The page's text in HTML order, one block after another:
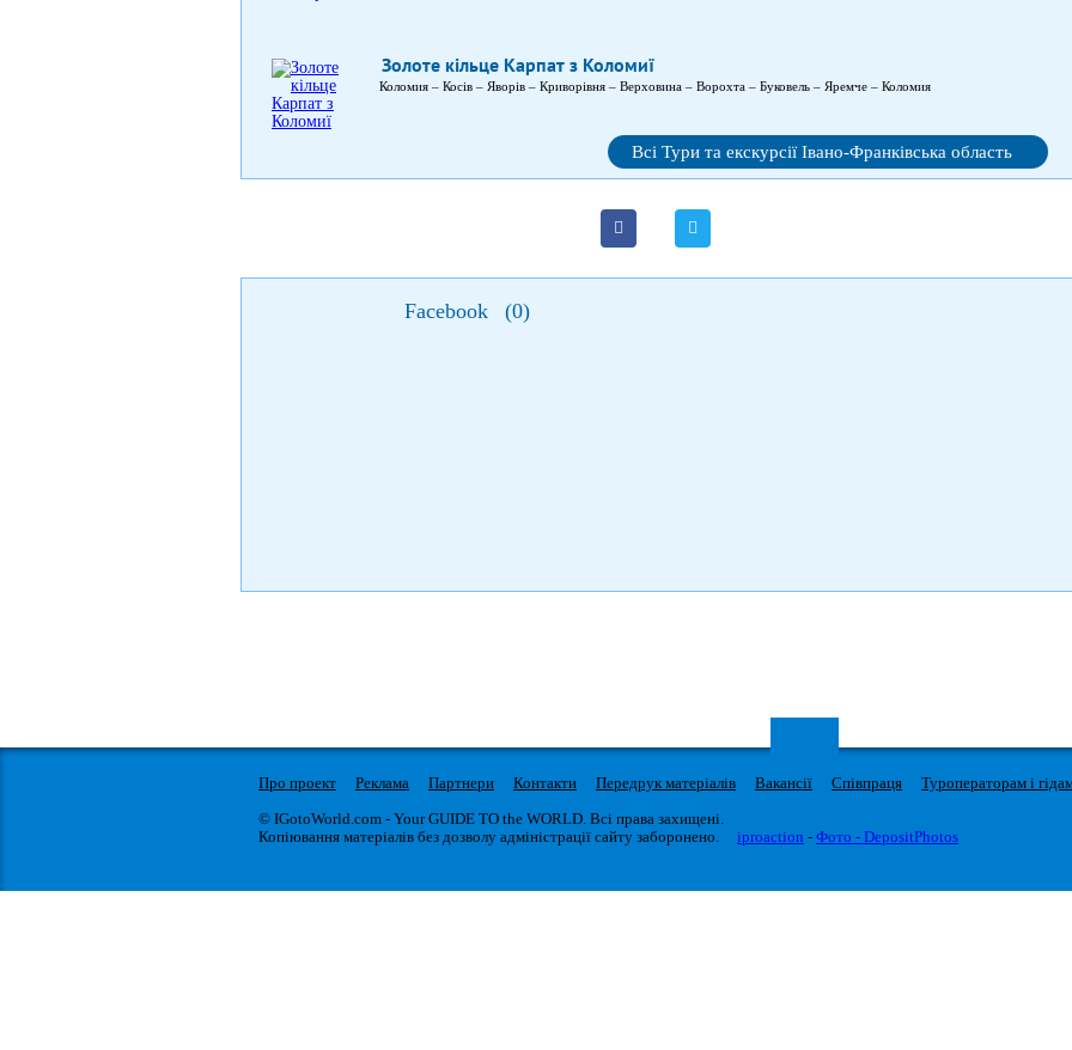
Золоте кільце Карпат з Коломиї
Коломия – Косів – Яворів – Криворівня – Верховина – Ворохта – Буковель – Яремче – Коломия
Всі Тури та екскурсії Івано-Франківська область
Facebook (0)
Про проект Реклама Партнери Контакти Передрук матеріалів Вакансії Співпраця Туроператорам і
© IGotoWorld.com - Your GUIDE TO the WORLD. Всі права захищені.
Копіювання матеріалів без дозволу адміністрації сайту заборонено.
iproaction - Фото - DepositPhotos